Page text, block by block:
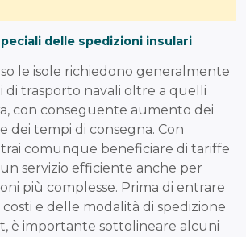
delle spedizioni insulari
le isole richiedono generalmente
di trasporto navali oltre a quelli
con conseguente aumento dei
dei tempi di consegna. Con
comunque beneficiare di tariffe
servizio efficiente anche per
più complesse. Prima di entrare
e delle modalità di spedizione
è importante sottolineare alcuni